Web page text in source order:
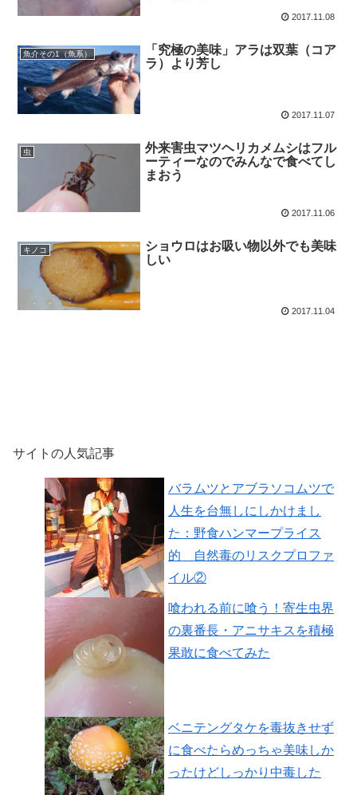
2017.11.08
魚介その1（魚系）
「究極の美味」アラは双葉（コア
ラ）より芳し
2017.11.07
虫
外来害虫マツヘリカメムシはフル
ーティーなのでみんなで食べてし
まおう
2017.11.06
キノコ
ショウロはお吸い物以外でも美味
しい
2017.11.04
サイトの人気記事
バラムツとアブラソコムツで
人生を台無しにしかけまし
た：野食ハンマープライス
的 自然毒のリスクプロファ
イル②
喰われる前に喰う！寄生虫界
の裏番長・アニサキスを積極
果敢に食べてみた
ベニテングタケを毒抜きせず
に食べたらめっちゃ美味しか
ったけどしっかり中毒した